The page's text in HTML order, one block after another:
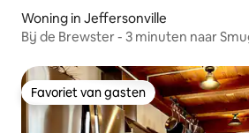
Woning in Jeffersonville
Bij de Brewster - 3 minuten naar
Favoriet van gasten
Favoriet van gasten